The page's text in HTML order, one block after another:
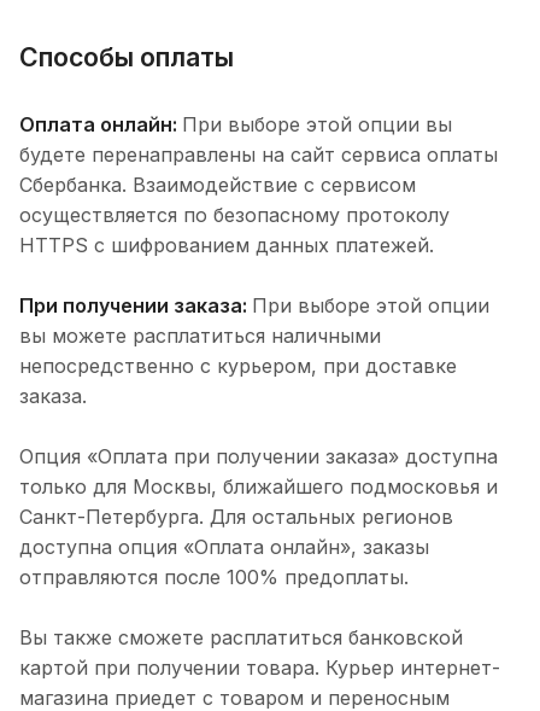
Способы оплаты
Оплата онлайн: При выборе этой опции вы
будете перенаправлены на сайт сервиса оплаты
Сбербанка. Взаимодействие с сервисом
осуществляется по безопасному протоколу
HTTPS с шифрованием данных платежей.
При получении заказа: При выборе этой опции
вы можете расплатиться наличными
непосредственно с курьером, при доставке
заказа.
Опция «Оплата при получении заказа» доступна
только для Москвы, ближайшего подмосковья и
Санкт-Петербурга. Для остальных регионов
доступна опция «Оплата онлайн», заказы
отправляются после 100% предоплаты.
Вы также сможете расплатиться банковской
картой при получении товара. Курьер интернет-
магазина приедет с товаром и переносным